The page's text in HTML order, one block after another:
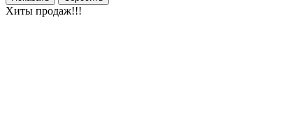
Хиты продаж!!!